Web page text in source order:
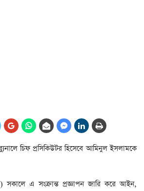
চিফ প্রসিকিউটর হিসেবে আমিনুল ইসলামকে
সকালে এ সংক্রান্ত প্রজ্ঞাপন জারি করে আইন,